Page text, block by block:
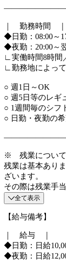
｜ 勤務時間 ｜
◆日勤：08:00～
◆夜勤：20:00～
∟実働時間8時間
∟勤務地によっ
○ 週1日～OK
○ 週5日等のレギ
○ 1週間毎のシフ
○ 日勤・夜勤の
※ 残業につい
残業は基本あり
ざいます。
その際は残業手
全て表示
【給与備考】
｜ 給与 ｜
◆日勤：日給
◆夜勤：日給